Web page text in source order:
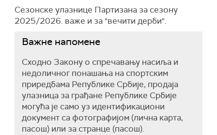
Сезонске улазнице Партизана за сезону
2025/2026. важе и за "вечити дерби".
Важне напомене
Сходно Закону о спречавању насиља и
недоличног понашања на спортским
приредбама Републике Србије, продаја
улазница за грађане Републике Србије
могућа је само уз идентификациони
документ са фотографијом (лична карта,
пасош) или за странце (пасош).